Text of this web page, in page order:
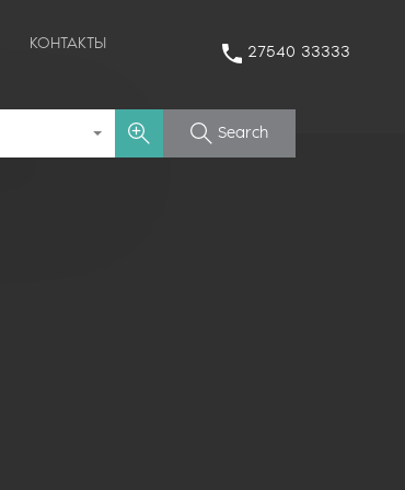
КОНТАКТЫ 27540 33333
Search